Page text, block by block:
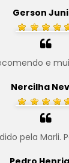
Gerson
e
Nercilha
pela Marli.